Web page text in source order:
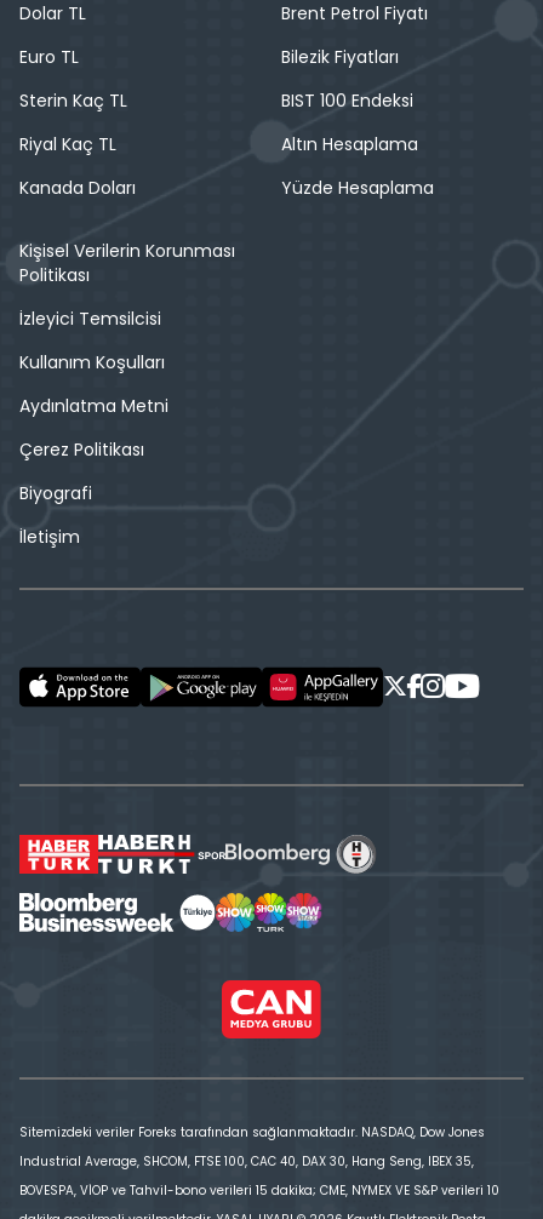
Dolar TL
Euro TL
Sterin Kaç TL
Riyal Kaç TL
Kanada Doları
Brent Petrol Fiyatı
Bilezik Fiyatları
BIST 100 Endeksi
Altın Hesaplama
Yüzde Hesaplama
Kişisel Verilerin Korunması
Politikası
İzleyici Temsilcisi
Kullanım Koşulları
Aydınlatma Metni
Çerez Politikası
Biyografi
İletişim
Sitemizdeki veriler Foreks tarafından sağlanmaktadır. NASDAQ, Dow Jones
Industrial Average, SHCOM, FTSE 100, CAC 40, DAX 30, Hang Seng, IBEX 35,
BOVESPA, VİOP ve Tahvil-bono verileri 15 dakika; CME, NYMEX VE S&P verileri 10